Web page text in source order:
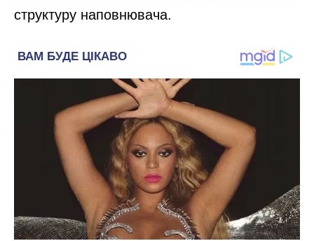
структуру наповнювача.